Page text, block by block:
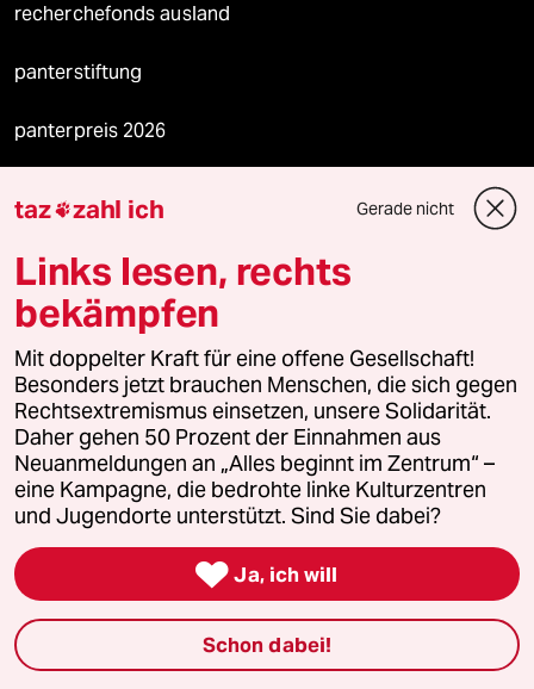
recherchefonds ausland
panterstiftung
panterpreis 2026
bundestalk
fernverbindung
klima update°
Mauerecho
Freie Rede
reingehen
taz zahl ich Gerade nicht
Links lesen, rechts
bekämpfen
Mit doppelter Kraft für eine offene Gesellschaft!
Besonders jetzt brauchen Menschen, die sich gegen
Rechtsextremismus einsetzen, unsere Solidarität.
Daher gehen 50 Prozent der Einnahmen aus
Neuanmeldungen an „Alles beginnt im Zentrum“ –
eine Kampagne, die bedrohte linke Kulturzentren
und Jugendorte unterstützt. Sind Sie dabei?
 Ja, ich will
Schon dabei!